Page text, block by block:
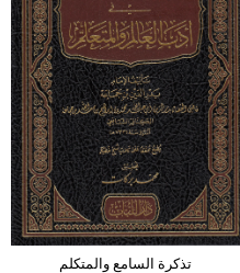
تذكرة السامع والمتكلم